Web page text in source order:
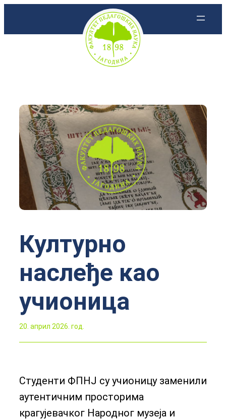
Културно
наслеђе као
учионица
20. април 2026. год.
Студенти ФПНЈ су учионицу заменили
аутентичним просторима
крагујевачког Народног музеја и